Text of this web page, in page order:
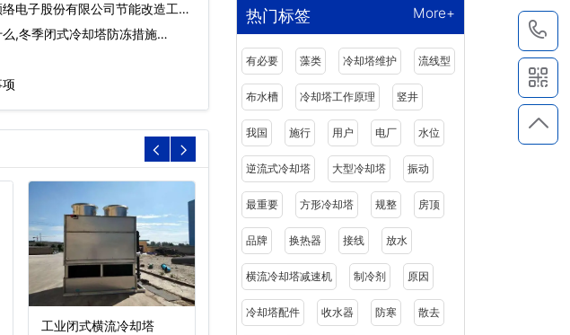
电子股份有限公司节能改造工
,冬季闭式冷却塔防冻措施…
工业闭式横流冷却塔
逆流闭式冷却塔安装厂
圆形逆流开式冷却塔
热门标签 More+
有必要 藻类 冷却塔维护 流线型
布水槽 冷却塔工作原理 竖井
我国 施行 用户 电厂 水位
逆流式冷却塔 大型冷却塔 振动
最重要 方形冷却塔 规整 房顶
品牌 换热器 接线 放水
横流冷却塔减速机 制冷剂 原因
冷却塔配件 收水器 防寒 散去